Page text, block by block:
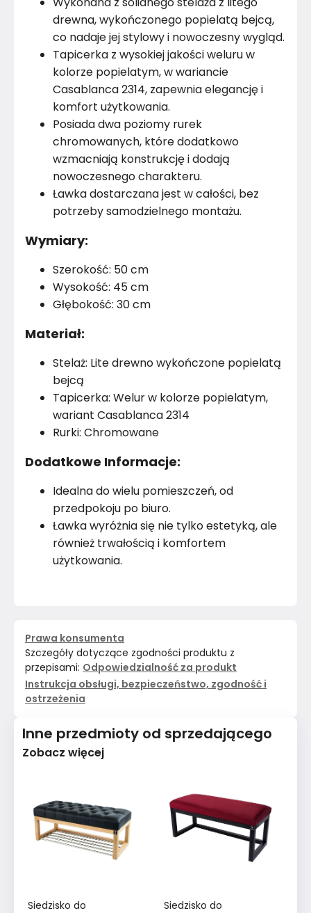
Rok produkcji 2024
drewna, wykończonego popielatą bejcą,
co nadaje jej stylowy i nowoczesny wygląd.
Tapicerka z wysokiej jakości weluru w
kolorze popielatym, w wariancie
Casablanca 2314, zapewnia elegancję i
komfort użytkowania.
Posiada dwa poziomy rurek
chromowanych, które dodatkowo
wzmacniają konstrukcję i dodają
nowoczesnego charakteru.
Ławka dostarczana jest w całości, bez
potrzeby samodzielnego montażu.
Wymiary:
Szerokość: 50 cm
Wysokość: 45 cm
Głębokość: 30 cm
Materiał:
Stelaż: Lite drewno wykończone popielatą
bejcą
Tapicerka: Welur w kolorze popielatym,
wariant Casablanca 2314
Rurki: Chromowane
Dodatkowe Informacje:
Idealna do wielu pomieszczeń, od
przedpokoju po biuro.
Ławka wyróżnia się nie tylko estetyką, ale
również trwałością i komfortem
użytkowania.
Prawa konsumenta
Szczegóły dotyczące zgodności produktu z
przepisami: Odpowiedzialność za produkt
Instrukcja obsługi, bezpieczeństwo, zgodność i
ostrzeżenia
Inne przedmioty od sprzedającego
Zobacz więcej
Siedzisko do
Siedzisko do